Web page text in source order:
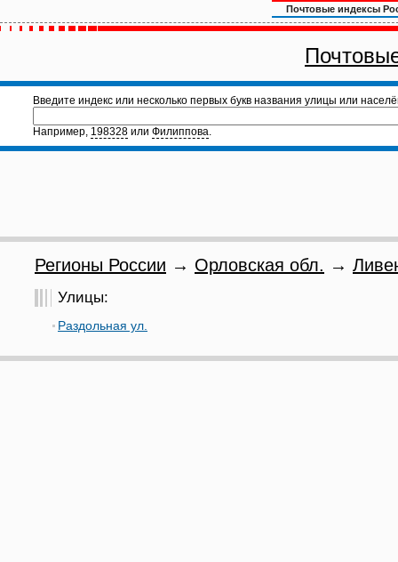
Почтовые индексы
Введите индекс или несколько первых букв названия улицы или
Например, 198328 или Филиппова.
Регионы России → Орловская обл. →
Улицы:
Раздольная ул.